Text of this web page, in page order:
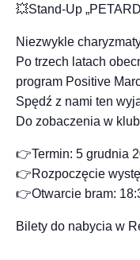
💥Stand-Up
Niezwykle
Po trzech latach
program Positive
Spędź z nami ten
Do zobaczenia w
👉Termin: 5 grudnia
👉Rozpoczęcie
👉Otwarcie bram:
Bilety do nabycia w